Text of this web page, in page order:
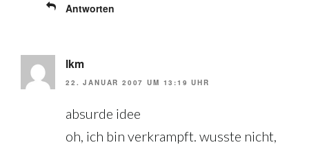
Antworten
lkm
22. JANUAR 2007 UM 13:19 UHR
absurde idee
oh, ich bin verkrampft. wusste nicht,